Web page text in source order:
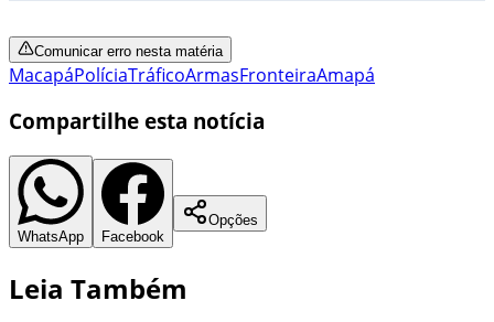
Comunicar erro nesta matéria
MacapáPolíciaTráficoArmasFronteiraAmapá
Compartilhe esta notícia
WhatsApp Facebook
Opções
Leia Também